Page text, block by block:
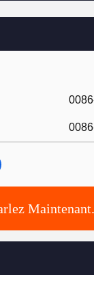
Maintenant.